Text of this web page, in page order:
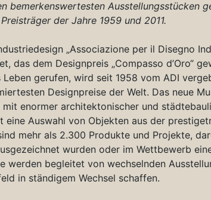
bemerkenswertesten Ausstellungsstücken
der Jahre 1959 und 2011.
„Associazione per il Disegno
das dem Designpreis „Compasso d’Oro“
gerufen, wird seit 1958 vom ADI
Designpreise der Welt. Das neue
enormer architektonischer und
eine Auswahl von Objekten aus der
sind mehr als 2.300 Produkte und Projekte,
wurden oder im Wettbewerb
werden begleitet von wechselnden
in ständigem Wechsel schaffen.